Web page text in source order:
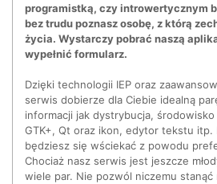
programistką, czy introwertycznym
bez trudu poznasz osobę, z którą
życia. Wystarczy pobrać naszą
wypełnić formularz.
Dzięki technologii IEP oraz
serwis dobierze dla Ciebie idealną
informacji jak dystrybucja,
GTK+, Qt oraz ikon, edytor tekstu itp.
będziesz się wściekać z powodu
Chociaż nasz serwis jest jeszcze
wiele par. Nie pozwól niczemu